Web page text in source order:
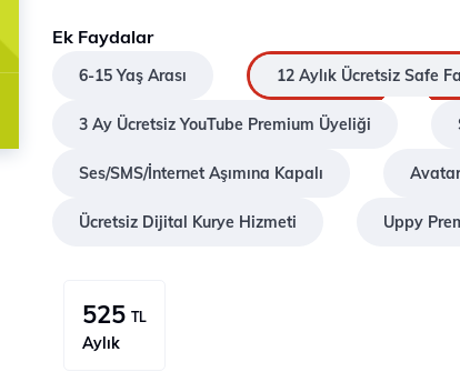
Ek Faydalar
6-15 Yaş Arası 12 Aylık Ücretsiz Safe
3 Ay Ücretsiz YouTube Premium Üyeliği
Ses/SMS/İnternet Aşımına Kapalı
Ücretsiz Dijital Kurye Hizmeti Uppy
525 TL
Aylık